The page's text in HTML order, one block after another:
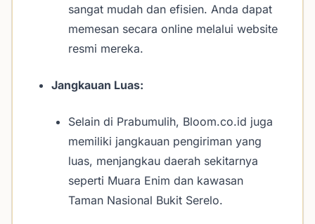
sangat mudah dan efisien. Anda dapat
memesan secara online melalui website
resmi mereka.
Jangkauan Luas:
Selain di Prabumulih, Bloom.co.id juga
memiliki jangkauan pengiriman yang
luas, menjangkau daerah sekitarnya
seperti Muara Enim dan kawasan
Taman Nasional Bukit Serelo.